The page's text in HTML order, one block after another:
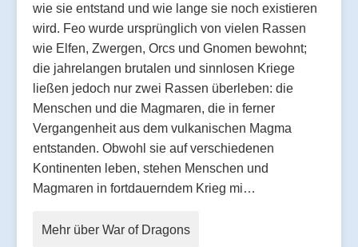
wie sie entstand und wie lange sie noch existieren
wird. Feo wurde ursprünglich von vielen Rassen
wie Elfen, Zwergen, Orcs und Gnomen bewohnt;
die jahrelangen brutalen und sinnlosen Kriege
ließen jedoch nur zwei Rassen überleben: die
Menschen und die Magmaren, die in ferner
Vergangenheit aus dem vulkanischen Magma
entstanden. Obwohl sie auf verschiedenen
Kontinenten leben, stehen Menschen und
Magmaren in fortdauerndem Krieg mi…
Mehr über War of Dragons